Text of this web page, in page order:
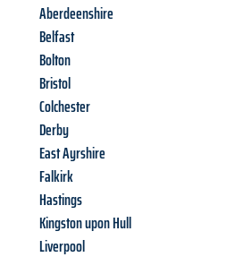
Aberdeenshire
Belfast
Bolton
Bristol
Colchester
Derby
East Ayrshire
Falkirk
Hastings
Kingston upon Hull
Liverpool